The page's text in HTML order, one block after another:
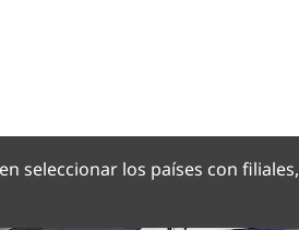
seleccionar los países con filiales,